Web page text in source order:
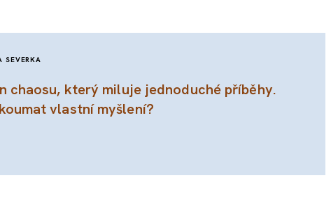
SEVERKA
chaosu, který miluje jednoduché příběhy.
vlastní myšlení?